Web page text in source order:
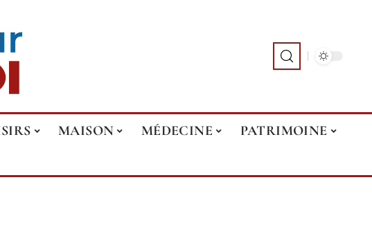
MAISON MÉDECINE
PATRIMOINE